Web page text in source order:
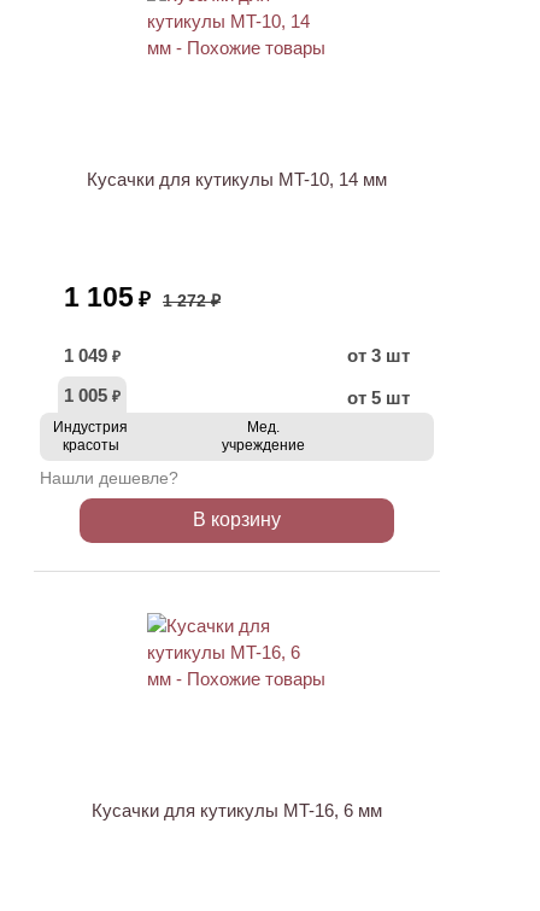
Кусачки для кутикулы MT-10, 14 мм
1 105 ₽ 1 272 ₽
1 049 ₽
от 3 шт
1 005 ₽ от 5 шт
Индустрия
красоты
Мед.
учреждение
Нашли дешевле?
В корзину
Кусачки для кутикулы MT-16, 6 мм